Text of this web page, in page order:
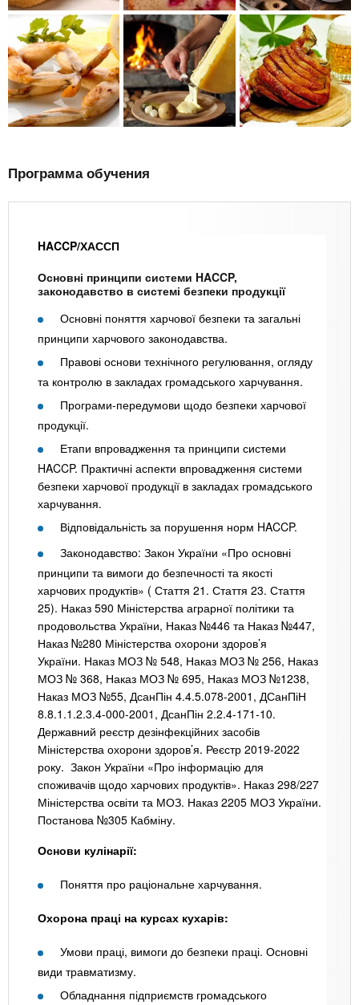
Программа обучения
HACCP/ХАССП
Основні принципи системи HACCP,
законодавство в системі безпеки продукції
Основні поняття харчової безпеки та загальні
принципи харчового законодавства.
Правові основи технічного регулювання, огляду
та контролю в закладах громадського харчування.
Програми-передумови щодо безпеки харчової
продукції.
Етапи впровадження та принципи системи
HACCP. Практичні аспекти впровадження системи
безпеки харчової продукції в закладах громадського
харчування.
Відповідальність за порушення норм HACCP.
Законодавство: Закон України «Про основні
принципи та вимоги до безпечності та якості
харчових продуктів» ( Стаття 21. Стаття 23. Стаття
25). Наказ 590 Міністерства аграрної політики та
продовольства України, Наказ №446 та Наказ №447,
Наказ №280 Міністерства охорони здоров’я
України. Наказ МОЗ № 548, Наказ МОЗ № 256, Наказ
МОЗ № 368, Наказ МОЗ № 695, Наказ МОЗ №1238,
Наказ МОЗ №55, ДсанПін 4.4.5.078-2001, ДСанПіН
8.8.1.1.2.3.4-000-2001, ДсанПін 2.2.4-171-10.
Державний реєстр дезінфекційних засобів
Міністерства охорони здоров’я. Реєстр 2019-2022
року. Закон України «Про інформацію для
споживачів щодо харчових продуктів». Наказ 298/227
Міністерства освіти та МОЗ. Наказ 2205 МОЗ України.
Постанова №305 Кабміну.
Основи кулінарії:
Поняття про раціональне харчування.
Охорона праці на курсах кухарів:
Умови праці, вимоги до безпеки праці. Основні
види травматизму.
Обладнання підприємств громадського